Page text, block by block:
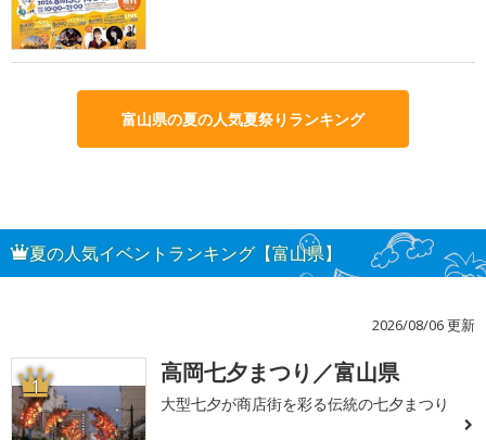
富山県の夏の人気夏祭りランキング
夏の人気イベントランキング【富山県】
2026/08/06 更新
1 高岡七夕まつり／富山県
大型七夕が商店街を彩る伝統の七夕まつり